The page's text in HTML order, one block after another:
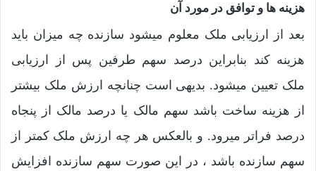
هزینه ها و توافق در مورد آن
بعد از ارزیابی ملک معلوم میشود سازنده چه میزان باید
هزینه کند بنابراین درصد سهم طرفین پس از ارزیابی
ملک تعیین میشود. بدیهی است چنانچه ارزش ملک بیشتر
از هزینه ساخت باشد سهم مالک یا درصد مالک از پنجاه
درصد فراتر میرود. و بالعکس هر چه ارزش ملک کمتر از
سهم سازنده باشد ، در این صورت سهم سازنده افزایش